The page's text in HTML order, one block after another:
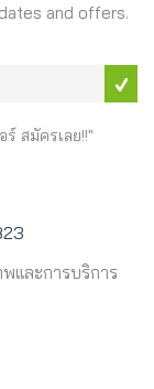
and offers.
สมัครเลย!!"
และการบริการ